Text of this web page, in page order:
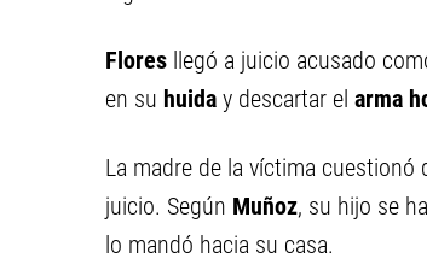
Flores llegó a juicio acusado
en su huida y descartar el arma
La madre de la víctima cuestionó
juicio. Según Muñoz, su hijo se
lo mandó hacia su casa.